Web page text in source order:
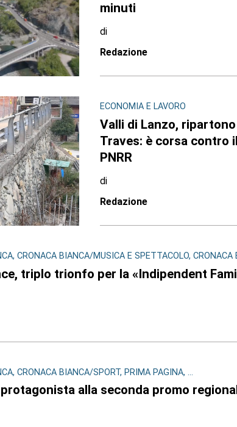
minuti
di
Redazione
ECONOMIA E LAVORO
Valli di Lanzo,
Traves: è corsa contro
PNRR
di
Redazione
CRONACA BIANCA/MUSICA E SPETTACOLO,
triplo trionfo per la «Indipendent
CRONACA BIANCA/SPORT, PRIMA PAGINA, ...
protagonista alla seconda promo